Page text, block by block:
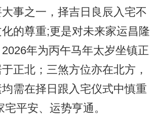
事之一，择吉日良辰入宅不
的尊重;更是对未来家运昌隆
年为丙午马年太岁坐镇正
正北；三煞方位亦在北方，
需在择日跟入宅仪式中慎重
平安、运势亨通。